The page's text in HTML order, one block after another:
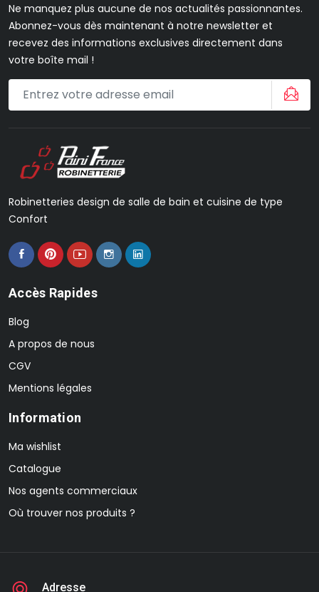
Ne manquez plus aucune de nos actualités passionnantes.
Abonnez-vous dès maintenant à notre newsletter et
recevez des informations exclusives directement dans
votre boîte mail !
Robinetteries design de salle de bain et cuisine de type
Confort
Accès Rapides
Blog
A propos de nous
CGV
Mentions légales
Information
Ma wishlist
Catalogue
Nos agents commerciaux
Où trouver nos produits ?
Adresse